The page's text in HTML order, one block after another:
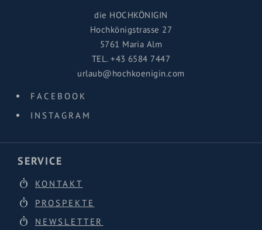
die HOCHKÖNIGIN
Hochkönigstrasse 27
5761 Maria Alm
TEL.+43 6584 7447
urlaub@hochkoenigin.com
FACEBOOK
INSTAGRAM
SERVICE
KONTAKT
PROSPEKTE
NEWSLETTER